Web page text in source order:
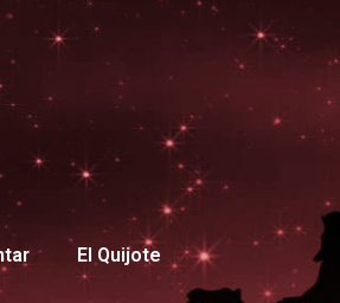
El Quijote